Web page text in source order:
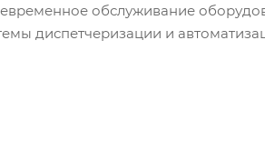
обслуживание
диспетчеризации и